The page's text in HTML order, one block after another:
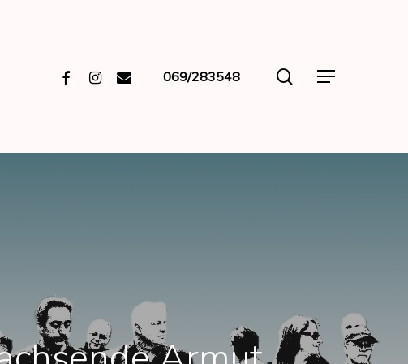
Menu
FacebookInstagram
Email 069/283548 search